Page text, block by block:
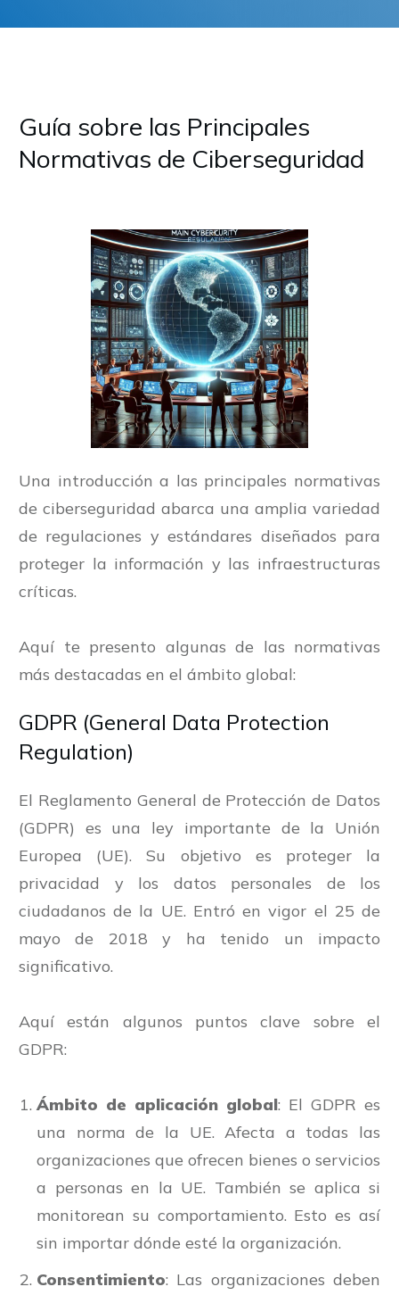
Guía sobre las Principales
Normativas de Ciberseguridad
Una introducción a las principales normativas
de ciberseguridad abarca una amplia variedad
de regulaciones y estándares diseñados para
proteger la información y las infraestructuras
críticas.
Aquí te presento algunas de las normativas
más destacadas en el ámbito global:
GDPR (General Data Protection
Regulation)
El Reglamento General de Protección de Datos
(GDPR) es una ley importante de la Unión
Europea (UE). Su objetivo es proteger la
privacidad y los datos personales de los
ciudadanos de la UE. Entró en vigor el 25 de
mayo de 2018 y ha tenido un impacto
significativo.
Aquí están algunos puntos clave sobre el
GDPR:
Ámbito de aplicación global: El GDPR es
una norma de la UE. Afecta a todas las
organizaciones que ofrecen bienes o servicios
a personas en la UE. También se aplica si
monitorean su comportamiento. Esto es así
sin importar dónde esté la organización.
Consentimiento: Las organizaciones deben